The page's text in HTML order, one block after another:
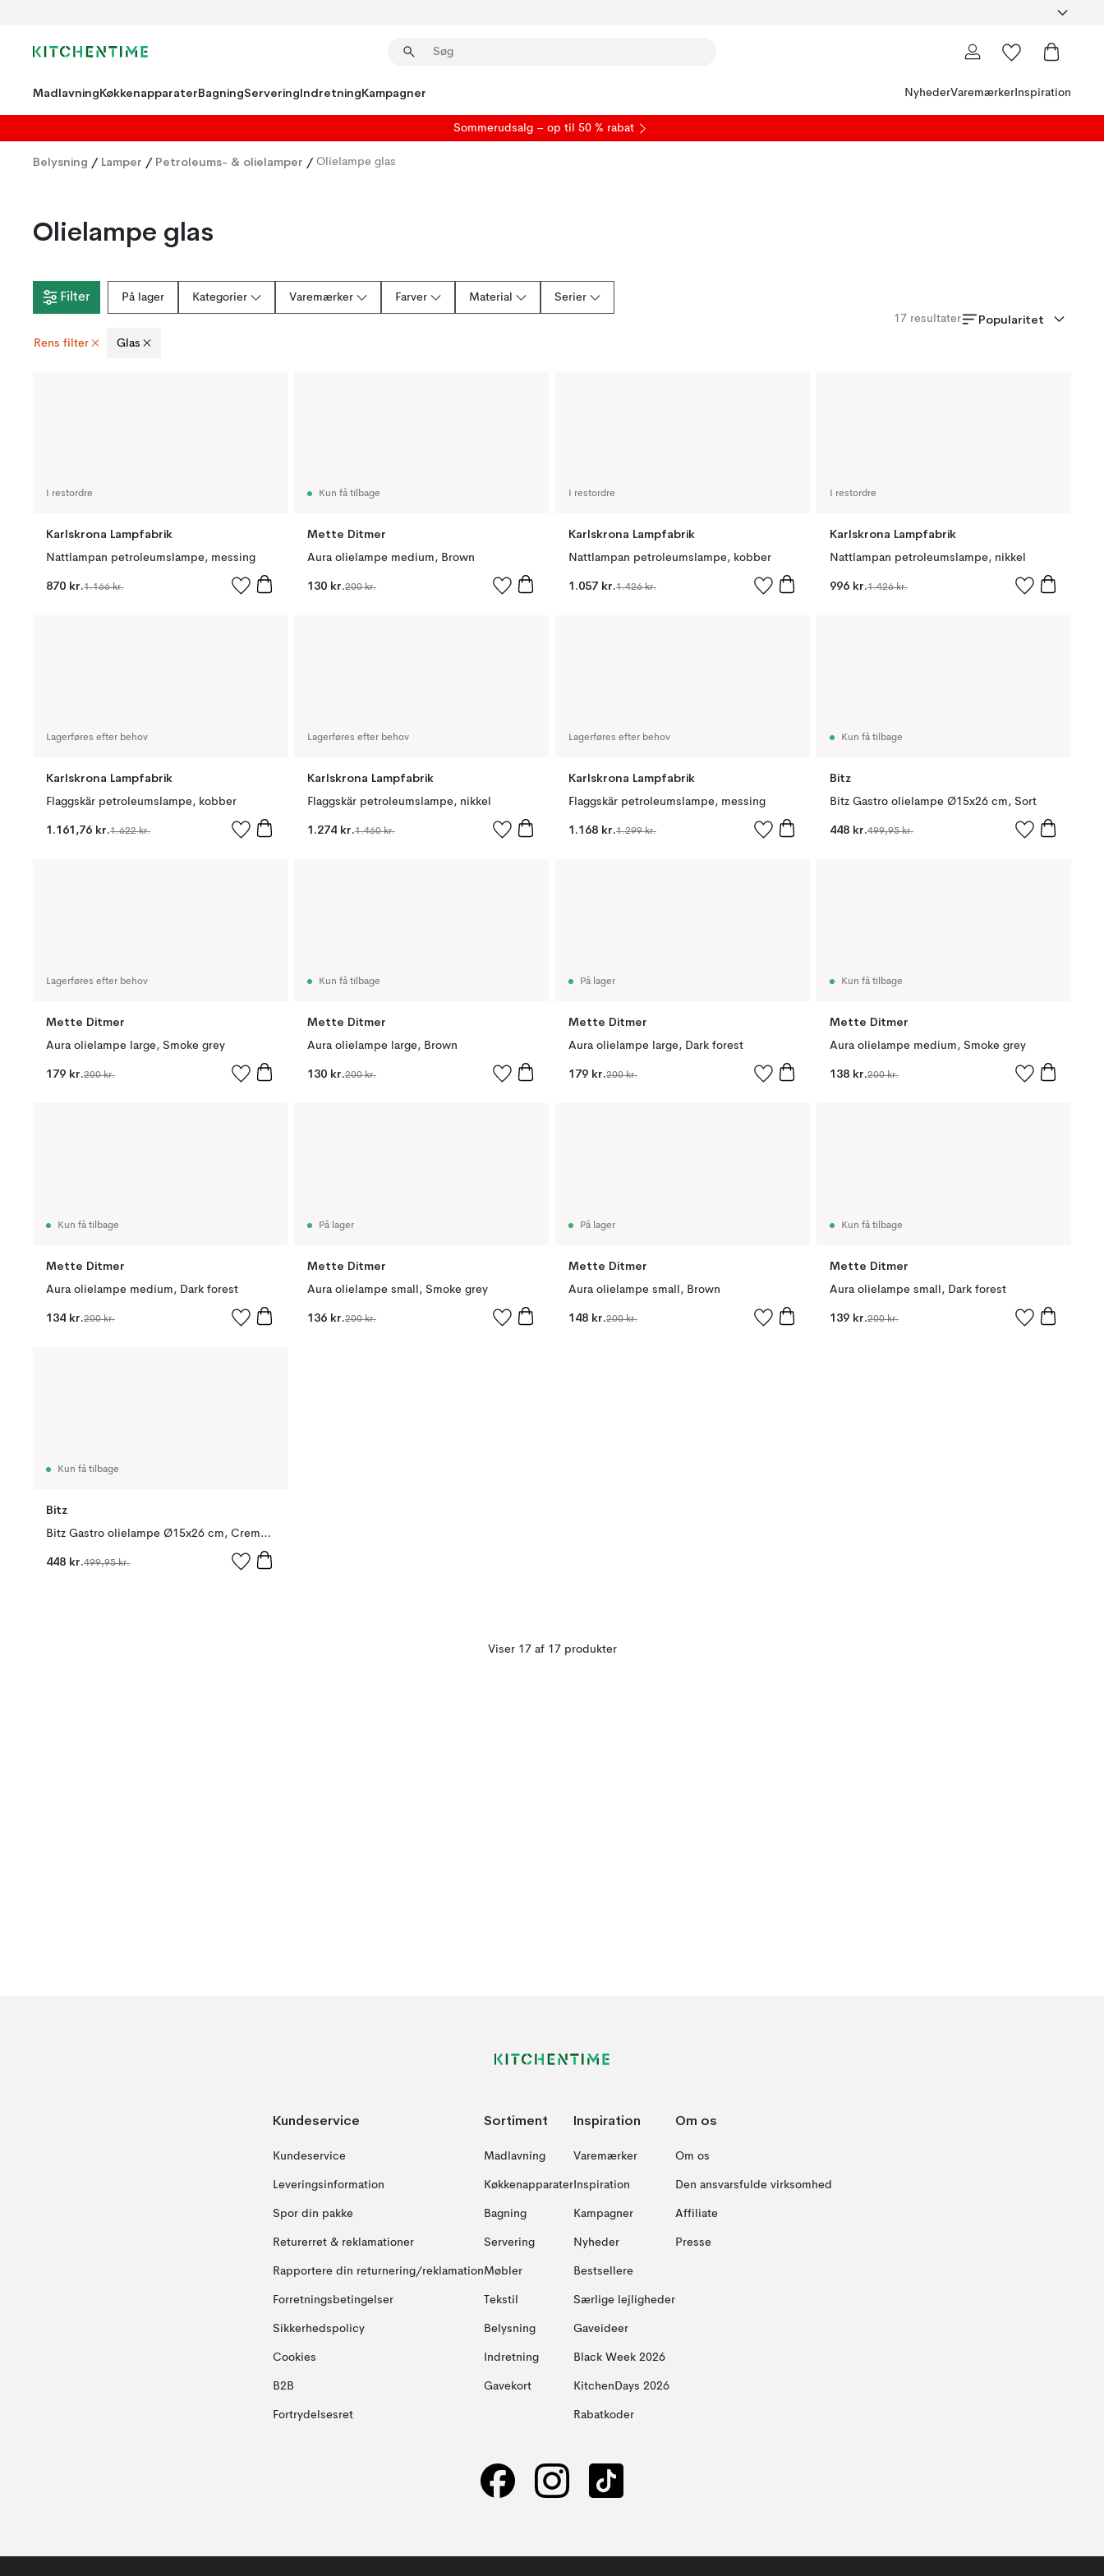
MadlavningKøkkenapparaterBagningServeringIndretningKampagner NyhederVaremærker Inspiration
Sommerudsalg – op til 50 % rabat
Belysning / Lamper / Petroleums- & olielamper / Olielampe glas
Olielampe glas
Filter På lager Kategorier Varemærker Farver Material Serier
Rens filter Glas
17 resultater Popularitet
I restordre
Karlskrona Lampfabrik
Nattlampan petroleumslampe, messing
870 kr.1.166 kr.
Kun få tilbage
Mette Ditmer
Aura olielampe medium, Brown
130 kr.200 kr.
I restordre
Karlskrona Lampfabrik
Nattlampan petroleumslampe, kobber
1.057 kr.1.426 kr.
I restordre
Karlskrona Lampfabrik
Nattlampan petroleumslampe, nikkel
996 kr.1.426 kr.
Lagerføres efter behov
Karlskrona Lampfabrik
Flaggskär petroleumslampe, kobber
1.161,76 kr.1.622 kr.
Lagerføres efter behov
Karlskrona Lampfabrik
Flaggskär petroleumslampe, nikkel
1.274 kr.1.460 kr.
Lagerføres efter behov
Karlskrona Lampfabrik
Flaggskär petroleumslampe, messing
1.168 kr.1.299 kr.
Kun få tilbage
Bitz
Bitz Gastro olielampe Ø15x26 cm, Sort
448 kr.499,95 kr.
Lagerføres efter behov
Mette Ditmer
Aura olielampe large, Smoke grey
179 kr.200 kr.
Kun få tilbage
Mette Ditmer
Aura olielampe large, Brown
130 kr.200 kr.
På lager
Mette Ditmer
Aura olielampe large, Dark forest
179 kr.200 kr.
Kun få tilbage
Mette Ditmer
Aura olielampe medium, Smoke grey
138 kr.200 kr.
Kun få tilbage
Mette Ditmer
Aura olielampe medium, Dark forest
134 kr.200 kr.
På lager
Mette Ditmer
Aura olielampe small, Smoke grey
136 kr.200 kr.
På lager
Mette Ditmer
Aura olielampe small, Brown
148 kr.200 kr.
Kun få tilbage
Mette Ditmer
Aura olielampe small, Dark forest
139 kr.200 kr.
Kun få tilbage
Bitz
Bitz Gastro olielampe Ø15x26 cm, Cremehvid
448 kr.499,95 kr.
Viser 17 af 17 produkter
Kundeservice
Kundeservice
Leveringsinformation
Spor din pakke
Returerret & reklamationer
Rapportere din returnering/reklamation
Forretningsbetingelser
Sikkerhedspolicy
Cookies
B2B
Fortrydelsesret
Sortiment
Madlavning
Køkkenapparater
Bagning
Servering
Møbler
Tekstil
Belysning
Indretning
Gavekort
Inspiration
Varemærker
Inspiration
Kampagner
Nyheder
Bestsellere
Særlige lejligheder
Gaveideer
Black Week 2026
KitchenDays 2026
Rabatkoder
Om os
Om os
Den ansvarsfulde virksomhed
Affiliate
Presse